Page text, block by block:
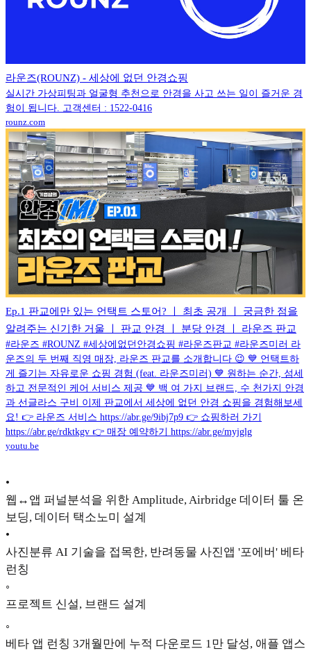
라운즈(ROUNZ) - 세상에 없던 안경쇼핑
실시간 가상피팅과 얼굴형 추천으로 안경을 사고 쓰는 일이 즐거운 경
험이 됩니다. 고객센터 : 1522-0416
rounz.com
Ep.1 판교에만 있는 언택트 스토어? ㅣ 최초 공개 ㅣ 궁금한 점을
알려주는 신기한 거울 ㅣ 판교 안경 ㅣ 분당 안경 ㅣ 라운즈 판교
#라운즈 #ROUNZ #세상에없던안경쇼핑 #라운즈판교 #라운즈미러 라
운즈의 두 번째 직영 매장, 라운즈 판교를 소개합니다 😉 💙 언택트하
게 즐기는 자유로운 쇼핑 경험 (feat. 라운즈미러) 💙 원하는 순간, 섬세
하고 전문적인 케어 서비스 제공 💙 백 여 가지 브랜드, 수 천가지 안경
과 선글라스 구비 이제 판교에서 세상에 없던 안경 쇼핑을 경험해보세
요! 👉 라운즈 서비스 https://abr.ge/9ibj7p9 👉 쇼핑하러 가기
https://abr.ge/rdktkgv 👉 매장 예약하기 https://abr.ge/myjglg
youtu.be
•
웹↔앱 퍼널분석을 위한 Amplitude, Airbridge 데이터 툴 온
보딩, 데이터 택소노미 설계
•
사진분류 AI 기술을 접목한, 반려동물 사진앱 '포에버' 베타
런칭
◦
프로젝트 신설, 브랜드 설계
◦
베타 앱 런칭 3개월만에 누적 다운로드 1만 달성, 애플 앱스